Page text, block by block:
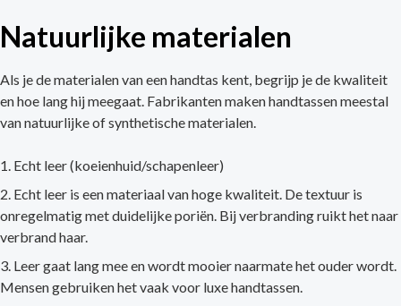
Natuurlijke materialen
Als je de materialen van een handtas kent, begrijp je de kwaliteit
en hoe lang hij meegaat. Fabrikanten maken handtassen meestal
van natuurlijke of synthetische materialen.
Echt leer (koeienhuid/schapenleer)
Echt leer is een materiaal van hoge kwaliteit. De textuur is
onregelmatig met duidelijke poriën. Bij verbranding ruikt het naar
verbrand haar.
Leer gaat lang mee en wordt mooier naarmate het ouder wordt.
Mensen gebruiken het vaak voor luxe handtassen.